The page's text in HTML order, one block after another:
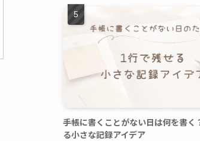
手帳に書くことがない日は何を書く
る小さな記録アイデア